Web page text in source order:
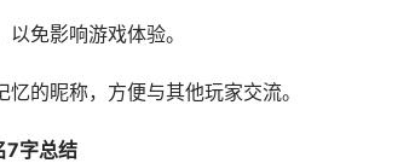
免影响游戏体验。
的昵称，方便与其他玩家交流。
7字总结